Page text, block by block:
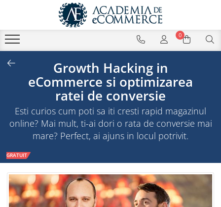
0
Growth Hacking in
eCommerce si optimizarea
ratei de conversie
Esti curios cum poti sa iti cresti rapid magazinul
online? Mai mult, ti-ai dori o rata de conversie mai
mare? Perfect, ai ajuns in locul potrivit.
GRATUIT